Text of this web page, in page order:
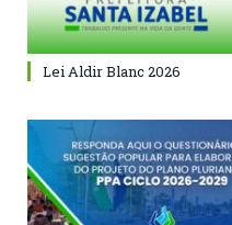
Lei Aldir Blanc 2026